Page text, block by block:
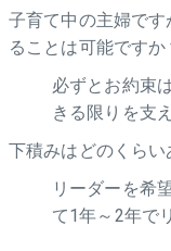
子育て中の主婦で
ることは可能ですか
必ずとお約束
きる限りを支
下積みはどのくらい
リーダーを希
て1年～2年で